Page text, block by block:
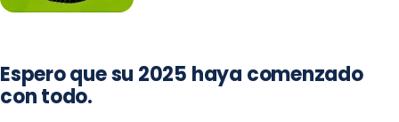
Espero que su 2025 haya comenzado
con todo.